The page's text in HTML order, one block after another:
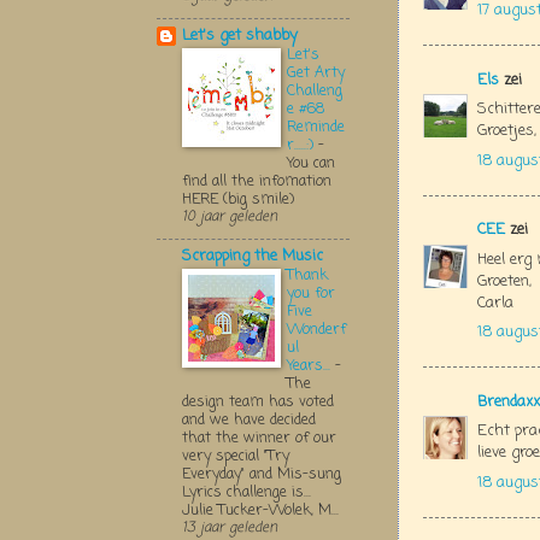
17
Els zei
18
CEEzei
Heel erg
Groeten,
Carla
18
Brendaxx
Echt
lieve
18
Let's get shabby
Let's
Get Arty
Challeng
e #68
Reminde
r.....:) -
You can
find all the infomation
HERE (big smile)
10 jaar geleden
Scrapping the Music
Thank
you for
Five
Wonderf
ul
Years... -
The
design team has voted
and we have decided
that the winner of our
very special "Try
Everyday" and Mis-sung
Lyrics challenge is...
Julie Tucker-Wolek, M...
13 jaar geleden